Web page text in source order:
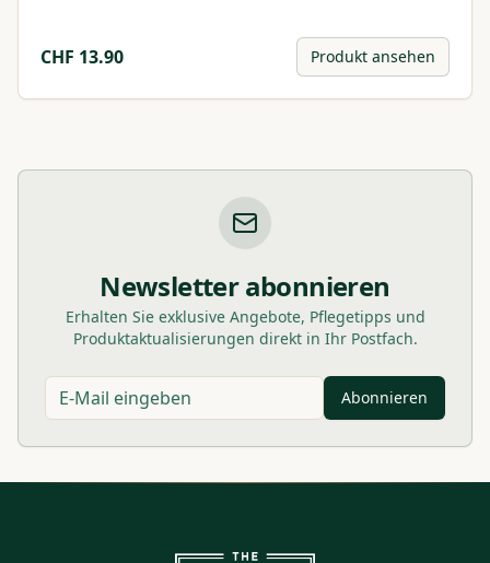
CHF 13.90 Produkt ansehen
Newsletter abonnieren
Erhalten Sie exklusive Angebote, Pflegetipps und
Produktaktualisierungen direkt in Ihr Postfach.
Abonnieren